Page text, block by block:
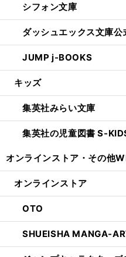
シフォン文庫
ダッシュエックス文庫公
JUMP j-BOOKS
キッズ
集英社みらい文庫
集英社の児童図書 S-
オンラインストア・ その他
オンラインストア
OTO
SHUEISHA MANGA-